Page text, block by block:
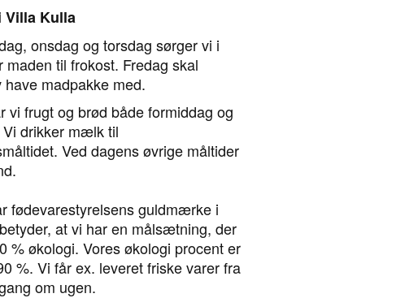
Villa Kulla
onsdag og torsdag sørger vi i
maden til frokost. Fredag skal
have madpakke med.
vi frugt og brød både formiddag og
drikker mælk til
Ved dagens øvrige måltider
fødevarestyrelsens guldmærke i
at vi har en målsætning, der
% økologi. Vores økologi procent er
%. Vi får ex. leveret friske varer fra
om ugen.